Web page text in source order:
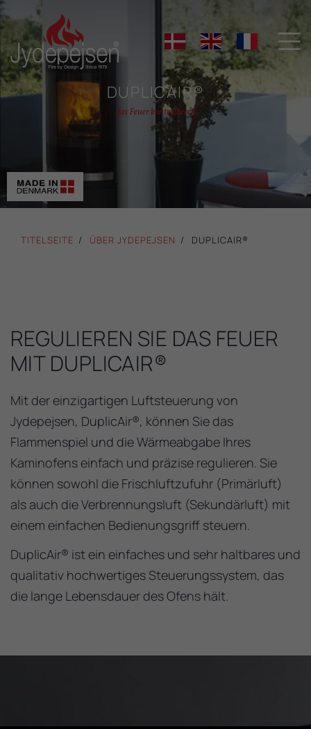

DUPLICAIR®
das Feuer kontrollieren
TITELSEITE ÜBER JYDEPEJSEN DUPLICAIR®
REGULIEREN SIE DAS FEUER
MIT DUPLICAIR®
Mit der einzigartigen Luftsteuerung von
Jydepejsen, DuplicAir®, können Sie das
Flammenspiel und die Wärmeabgabe Ihres
Kaminofens einfach und präzise regulieren. Sie
können sowohl die Frischluftzufuhr (Primärluft)
als auch die Verbrennungsluft (Sekundärluft) mit
einem einfachen Bedienungsgriff steuern.
DuplicAir® ist ein einfaches und sehr haltbares und
qualitativ hochwertiges Steuerungssystem, das
die lange Lebensdauer des Ofens hält.